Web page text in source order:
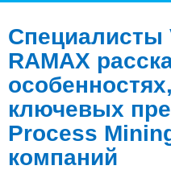
Специалисты
RAMAX
ключевых
Process
компаний